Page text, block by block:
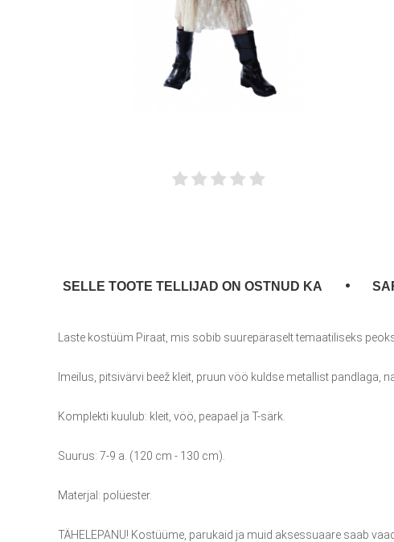
SELLE TOOTE TELLIJAD ON OSTNUD KA
Laste kostüüm Piraat, mis sobib suurepäraselt temaatiliseks
Imeilus, pitsivärvi beež kleit, pruun vöö kuldse metallist pandlaga,
Komplekti kuulub: kleit, vöö, peapael ja T-särk.
Suurus: 7-9 a. (120 cm - 130 cm).
Materjal: polüester.
TÄHELEPANU! Kostüüme, parukaid ja muid aksessuaare saab